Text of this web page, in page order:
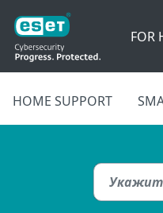
FOR
HOME SUPPORT